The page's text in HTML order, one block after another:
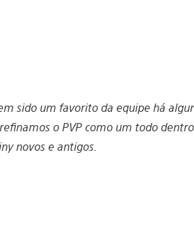
sido um favorito da equipe há
refinamos o PVP como um todo
novos e antigos.